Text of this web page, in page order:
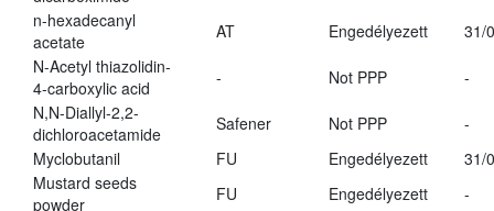
n-hexadecanyl
acetate
AT Engedélyezett
31/
N-Acetyl thiazolidin-
4-carboxylic acid
- Not PPP
-
N,N-Diallyl-2,2-
dichloroacetamide
Safener Not PPP
-
Myclobutanil
FU Engedélyezett
31/
Mustard seeds
powder
FU Engedélyezett
-